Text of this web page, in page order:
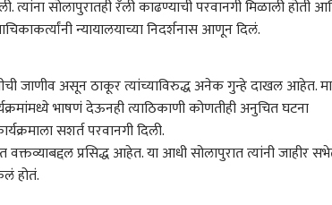
सोलापुरातही रॅली काढण्याची परवानगी मिळाली होती
न्यायालयाच्या निदर्शनास आणून दिलं.
जाणीव असून ठाकूर त्यांच्याविरुद्ध अनेक गुन्हे दाखल आहेत.
भाषणं देऊनही त्याठिकाणी कोणतीही अनुचित घटना
सशर्त परवानगी दिली.
प्रसिद्ध आहेत. या आधी सोलापुरात त्यांनी जाहीर
होतं.
देशभर
महाराष्ट्र
म्हाडाच्या प्रलंबित गृहनिर्माण
प्रकल्पांना तातडीने गती द्या;
उपमुख्यमंत्री सुनेत्रा पवार यांचे
निर्देश
अहिल्यानगर
'एबीपी माझा' इम्पॅक्ट;
वन अधिकारी थेट वावरात;
बिबटे जेरबंद करण्यासाठी
करमणूक कोल्हापूर बीड